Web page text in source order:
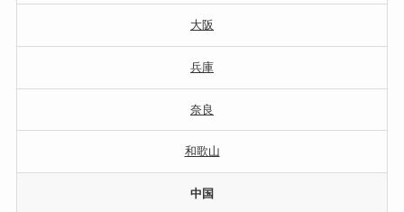
大阪
兵庫
奈良
和歌山
中国